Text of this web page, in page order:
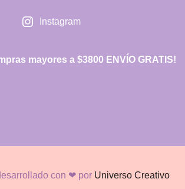
Instagram
mayores a $3800 ENVÍO GRATIS!
con ❤ por Universo Creativo